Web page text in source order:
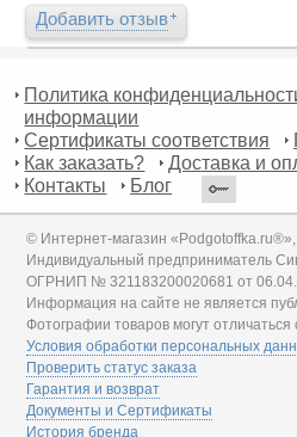
Добавить отзыв
Политика
информации
Сертификаты соответствия
Как заказать?
Доставка и
Контакты
Блог
© Интернет-магазин
Индивидуальный предприниматель
ОГРНИП № 321183200020681 от
Информация на сайте не является
Фотографии товаров могут отличаться
Условия обработки персональных
Проверить статус заказа
Гарантия и возврат
Документы и Сертификаты
История бренда